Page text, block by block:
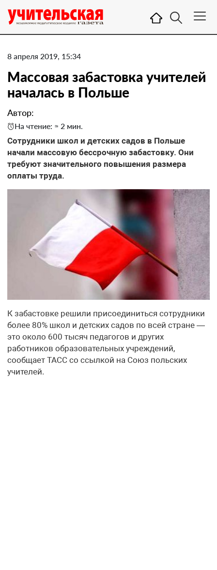
8 апреля 2019, 15:34
Массовая забастовка учителей
началась в Польше
Автор:
На чтение: ≈ 2 мин.
Сотрудники школ и детских садов в Польше
начали массовую бессрочную забастовку. Они
требуют значительного повышения размера
оплаты труда.
К забастовке решили присоединиться сотрудники
более 80% школ и детских садов по всей стране —
это около 600 тысяч педагогов и других
работников образовательных учреждений,
сообщает ТАСС со ссылкой на Союз польских
учителей.